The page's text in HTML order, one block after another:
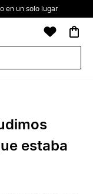
en un solo lugar
estaba